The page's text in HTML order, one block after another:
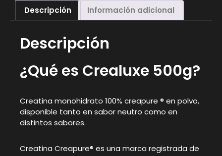
Descripción Información adicional
Descripción
¿Qué es Crealuxe 500g?
Creatina monohidrato 100% creapure ® en polvo,
disponible tanto en sabor neutro como en
distintos sabores.
Creatina Creapure® es una marca registrada de